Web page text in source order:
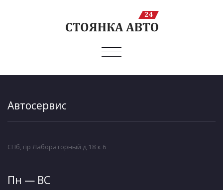
ПОКАЗАТЬ/
Автосервис
СПб, пр Лабораторный д 18 к 6
Пн — ВС